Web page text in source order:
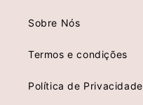
Sobre Nós
Termos e condições
Política de Privacidade